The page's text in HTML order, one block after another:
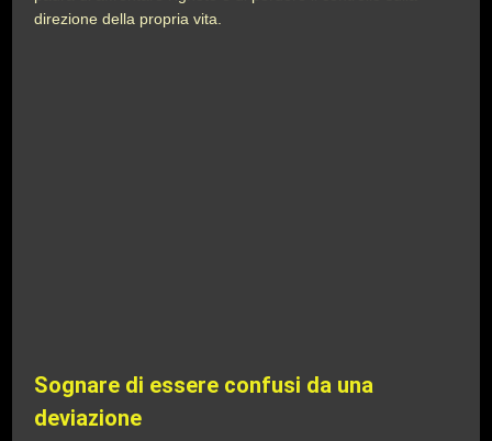
direzione della propria vita.
Sognare di essere confusi da una
deviazione